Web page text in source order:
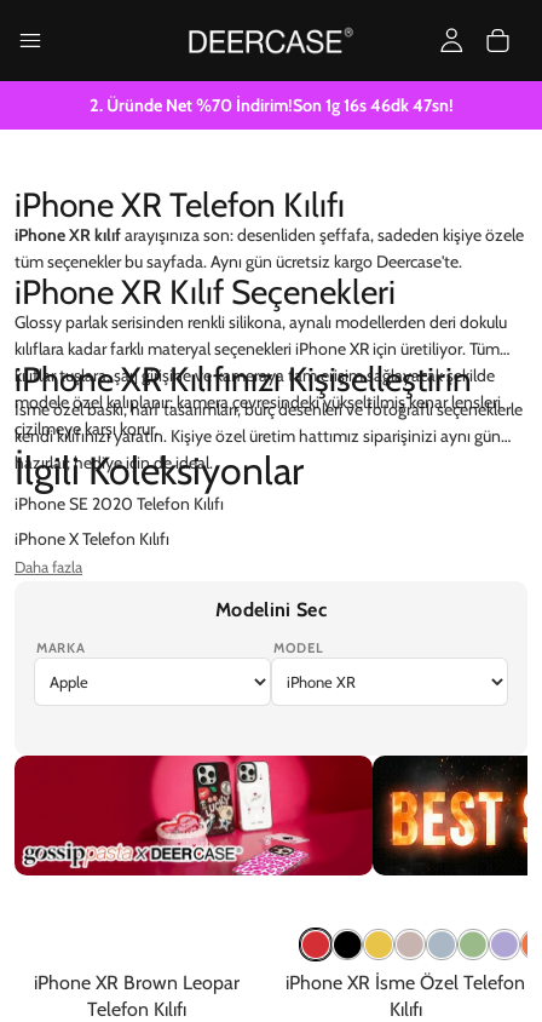
2. Üründe Net %70 İndirim!Son1g16s46dk47sn!
iPhone XR Telefon Kılıfı
iPhone XR kılıfarayışınıza son: desenliden şeffafa, sadeden kişiye özele
tüm seçenekler bu sayfada. Aynı gün ücretsiz kargo Deercase'te.
iPhone XR Kılıf Seçenekleri
Glossy parlak serisinden renkli silikona, aynalı modellerden deri dokulu
kılıflara kadar farklı materyal seçenekleri iPhone XR için üretiliyor. Tüm
kılıflar tuşlara, şarj girişine ve kameraya tam erişim sağlayacak şekilde
modele özel kalıplanır; kamera çevresindeki yükseltilmiş kenar lensleri
çizilmeye karşı korur.
iPhone XR Kılıfınızı Kişiselleştirin
İsme özel baskı, harf tasarımları, burç desenleri ve fotoğraflı seçeneklerle
kendi kılıfınızı yaratın. Kişiye özel üretim hattımız siparişinizi aynı gün
hazırlar; hediye için de ideal.
İlgili Koleksiyonlar
iPhone SE 2020 Telefon Kılıfı
iPhone X Telefon Kılıfı
iPhone XS Max Telefon Kılıfı
Ekran Koruyucu
Daha fazla
Modelini Sec
MARKA MODEL
iPhone XR Brown Leopar
Telefon Kılıfı
iPhone XR İsme Özel Telefon
Kılıfı